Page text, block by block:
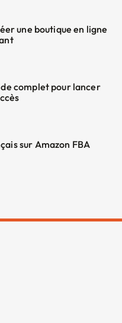
une boutique en ligne
complet pour lancer
sur Amazon FBA